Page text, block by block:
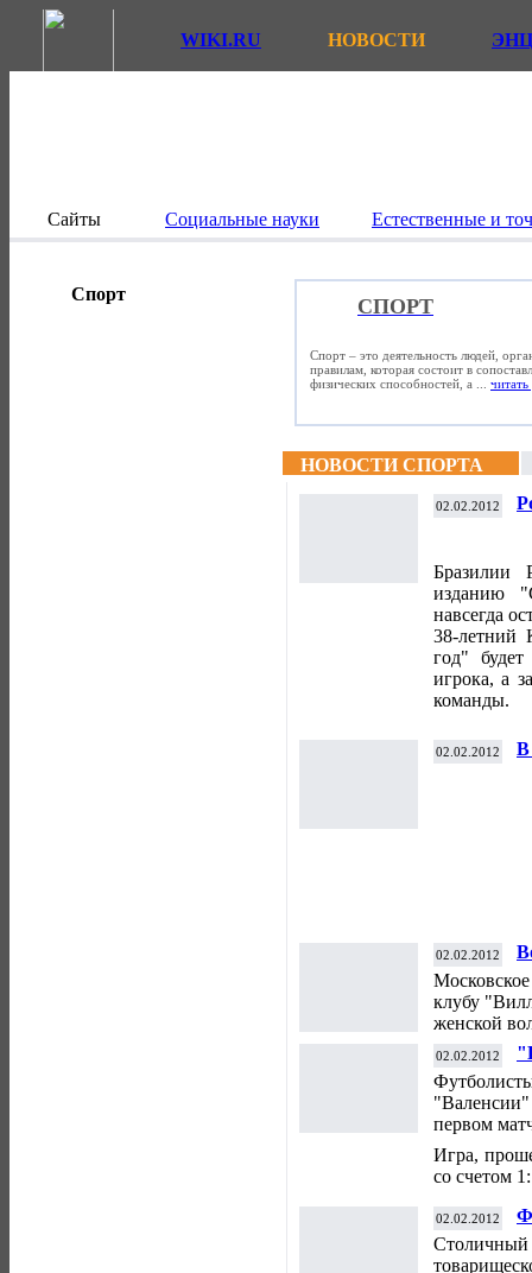
WIKI.RU НОВОСТИ
Сайты Социальные науки Естественные и
Спорт
СПОРТ
Спорт – это деятельность людей,
правилам, которая состоит в
физических способностей, а ... читать
НОВОСТИ СПОРТА
02.02.2012
Бразилии
изданию
навсегда
38-летний
год"
игрока, а
команды.
02.02.2012
В
02.02.2012
клубу
женской
02.02.2012
первом
Игра,
со счетом
02.02.2012
Столичный